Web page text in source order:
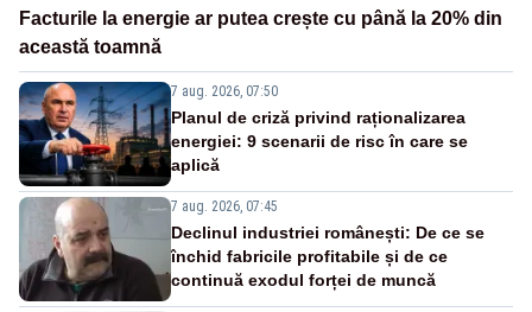
Facturile la energie ar putea crește cu până la 20% din
această toamnă
7 aug. 2026, 07:50
Planul de criză privind raționalizarea
energiei: 9 scenarii de risc în care se
aplică
7 aug. 2026, 07:45
Declinul industriei românești: De ce se
închid fabricile profitabile și de ce
continuă exodul forței de muncă